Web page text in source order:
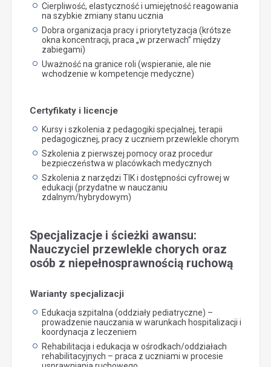
Cierpliwość, elastyczność i umiejętność reagowania
na szybkie zmiany stanu ucznia
Dobra organizacja pracy i priorytetyzacja (krótsze
okna koncentracji, praca „w przerwach” między
zabiegami)
Uważność na granice roli (wspieranie, ale nie
wchodzenie w kompetencje medyczne)
Certyfikaty i licencje
Kursy i szkolenia z pedagogiki specjalnej, terapii
pedagogicznej, pracy z uczniem przewlekle chorym
Szkolenia z pierwszej pomocy oraz procedur
bezpieczeństwa w placówkach medycznych
Szkolenia z narzędzi TIK i dostępności cyfrowej w
edukacji (przydatne w nauczaniu
zdalnym/hybrydowym)
Specjalizacje i ścieżki awansu:
Nauczyciel przewlekle chorych oraz
osób z niepełnosprawnością ruchową
Warianty specjalizacji
Edukacja szpitalna (oddziały pediatryczne) –
prowadzenie nauczania w warunkach hospitalizacji i
koordynacja z leczeniem
Rehabilitacja i edukacja w ośrodkach/oddziałach
rehabilitacyjnych – praca z uczniami w procesie